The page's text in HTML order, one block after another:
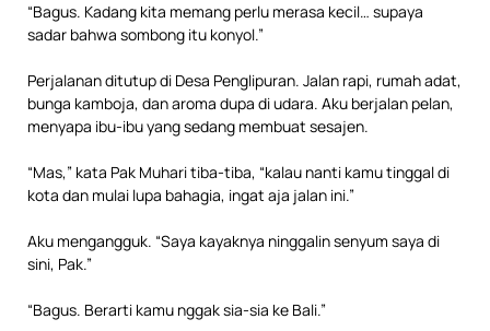
“Bagus. Kadang kita memang perlu merasa kecil… supaya
sadar bahwa sombong itu konyol.”
Perjalanan ditutup di Desa Penglipuran. Jalan rapi, rumah adat,
bunga kamboja, dan aroma dupa di udara. Aku berjalan pelan,
menyapa ibu-ibu yang sedang membuat sesajen.
“Mas,” kata Pak Muhari tiba-tiba, “kalau nanti kamu tinggal di
kota dan mulai lupa bahagia, ingat aja jalan ini.”
Aku mengangguk. “Saya kayaknya ninggalin senyum saya di
sini, Pak.”
“Bagus. Berarti kamu nggak sia-sia ke Bali.”